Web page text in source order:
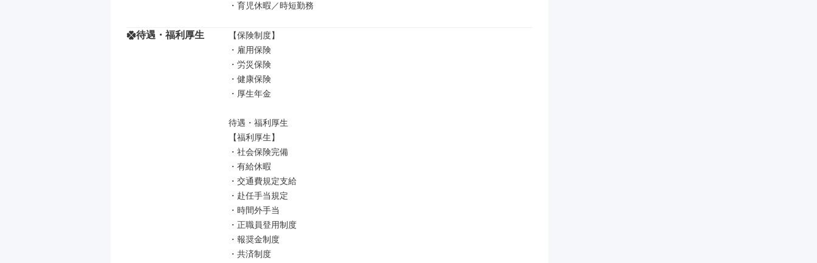
・育児休暇／時短勤務
待遇・福利厚生
【保険制度】
・雇用保険
・労災保険
・健康保険
・厚生年金
待遇・福利厚生
【福利厚生】
・社会保険完備
・有給休暇
・交通費規定支給
・赴任手当規定
・時間外手当
・正職員登用制度
・報奨金制度
・共済制度